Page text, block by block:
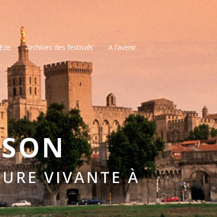
Archives des festivals A l’avenir
VIVANTE À